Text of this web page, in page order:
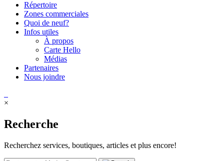
Répertoire
Zones commerciales
Quoi de neuf?
Infos utiles
À propos
Carte Hello
Médias
Partenaires
Nous joindre
×
Recherche
Recherchez services, boutiques, articles et plus encore!